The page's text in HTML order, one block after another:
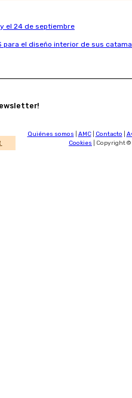
el 24 de septiembre
para el diseño interior de sus
Quiénes somos AMC| Contacto
Cookies | Copyright